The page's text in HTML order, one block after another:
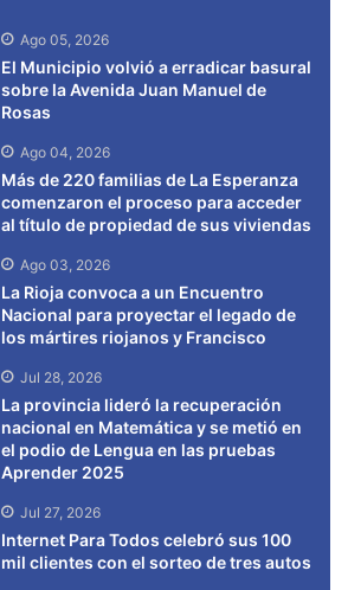
Ago 05, 2026
El Municipio volvió a erradicar basural
sobre la Avenida Juan Manuel de
Rosas
Ago 04, 2026
Más de 220 familias de La Esperanza
comenzaron el proceso para acceder
al título de propiedad de sus viviendas
Ago 03, 2026
La Rioja convoca a un Encuentro
Nacional para proyectar el legado de
los mártires riojanos y Francisco
Jul 28, 2026
La provincia lideró la recuperación
nacional en Matemática y se metió en
el podio de Lengua en las pruebas
Aprender 2025
Jul 27, 2026
Internet Para Todos celebró sus 100
mil clientes con el sorteo de tres autos